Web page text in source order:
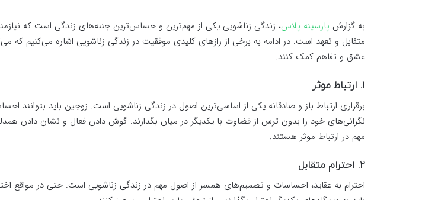
به گزارش پارسینه پلاس، زندگی زناشویی یکی از مهم‌ترین و حساس‌ترین جنبه‌های زندگی است که
متقابل و تعهد است. در ادامه به برخی از رازهای کلیدی موفقیت در زندگی زناشویی اشاره می‌کنیم که
عشق و تفاهم کمک کنند.
۱. ارتباط موثر
برقراری ارتباط باز و صادقانه یکی از اساسی‌ترین اصول در زندگی زناشویی است. زوجین باید بتوانند
نگرانی‌های خود را بدون ترس از قضاوت با یکدیگر در میان بگذارند. گوش دادن فعال و نشان دادن
مهم در ارتباط موثر هستند.
۲. احترام متقابل
احترام به عقاید، احساسات و تصمیم‌های همسر از اصول مهم در زندگی زناشویی است. حتی در مواقع